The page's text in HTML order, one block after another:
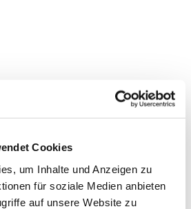
Cookies
um Inhalte und Anzeigen zu
für soziale Medien anbieten
auf unsere Website zu